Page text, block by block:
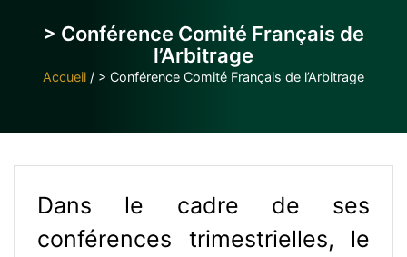
> Conférence Comité Français de
l’Arbitrage
Accueil / > Conférence Comité Français de l’Arbitrage
Dans le cadre de ses
conférences trimestrielles, le